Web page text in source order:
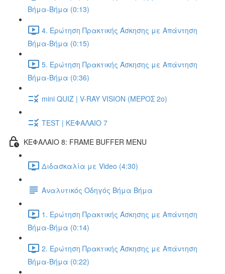
Βήμα-Βήμα (0:13)
4. Ερώτηση Πρακτικής Άσκησης με Απάντηση
Βήμα-Βήμα (0:15)
5. Ερώτηση Πρακτικής Άσκησης με Απάντηση
Βήμα-Βήμα (0:36)
mini QUIZ | V-RAY VISION (ΜΕΡΟΣ 2ο)
TEST | ΚΕΦΑΛΑΙΟ 7
ΚΕΦΑΛΑΙΟ 8: FRAME BUFFER MENU
Διδασκαλία με Video (4:30)
Αναλυτικός Οδηγός Βήμα Βήμα
1. Ερώτηση Πρακτικής Άσκησης με Απάντηση
Βήμα-Βήμα (0:14)
2. Ερώτηση Πρακτικής Άσκησης με Απάντηση
Βήμα-Βήμα (0:22)